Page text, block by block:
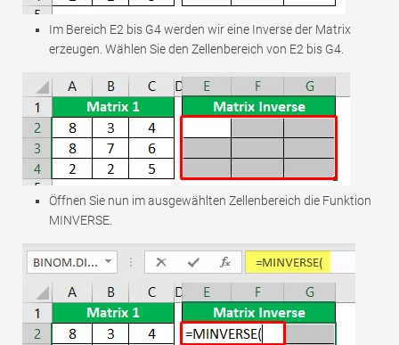
Im Bereich E2 bis G4 werden wir eine Inverse der Matrix
erzeugen. Wählen Sie den Zellenbereich von E2 bis G4.
Öffnen Sie nun im ausgewählten Zellenbereich die Funktion
MINVERSE.